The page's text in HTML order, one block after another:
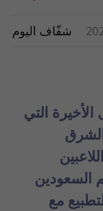
شفّاف اليوم
الأخيرة التي
السعودين
مع